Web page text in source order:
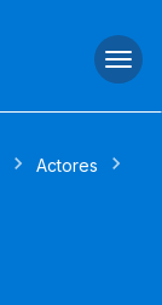
Actores